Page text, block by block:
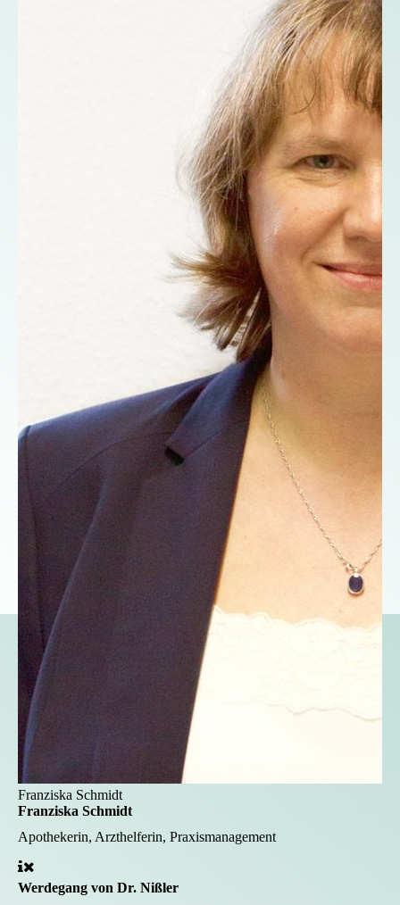
Franziska Schmidt
Franziska Schmidt
Apothekerin, Arzthelferin, Praxismanagement
Werdegang von Dr. Nißler